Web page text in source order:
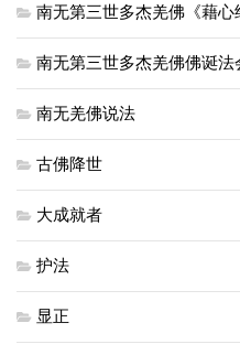
南无第三世多杰羌佛《藉
南无第三世多杰羌佛佛诞法
南无羌佛说法
古佛降世
大成就者
护法
显正